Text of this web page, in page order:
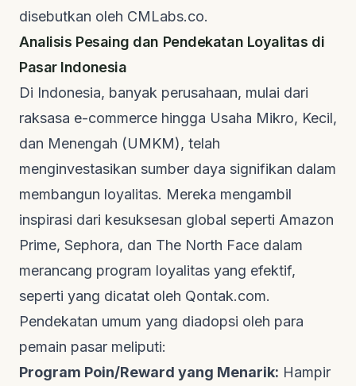
disebutkan oleh CMLabs.co.
Analisis Pesaing dan Pendekatan Loyalitas di
Pasar Indonesia
Di Indonesia, banyak perusahaan, mulai dari
raksasa e-commerce hingga Usaha Mikro, Kecil,
dan Menengah (UMKM), telah
menginvestasikan sumber daya signifikan dalam
membangun loyalitas. Mereka mengambil
inspirasi dari kesuksesan global seperti Amazon
Prime, Sephora, dan The North Face dalam
merancang program loyalitas yang efektif,
seperti yang dicatat oleh Qontak.com.
Pendekatan umum yang diadopsi oleh para
pemain pasar meliputi:
Program Poin/Reward yang Menarik: Hampir